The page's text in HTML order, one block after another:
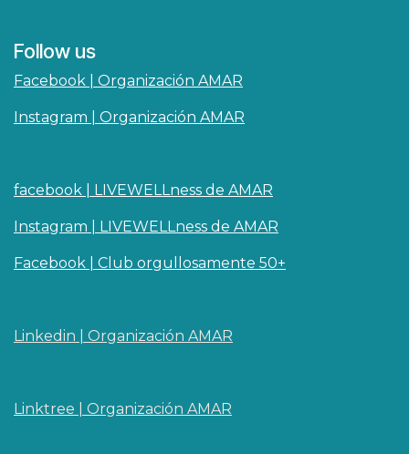
Follow us
Facebook | Organización AMAR
Instagram | Organización AMAR
facebook | LIVEWELLness de AMAR
Instagram | LIVEWELLness de AMAR
Facebook | Club orgullosamente 50+
Linkedin | O​rganización AMAR
Linktree | Organización AMAR